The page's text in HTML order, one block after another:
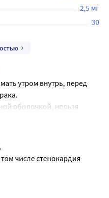
2,5 мг
30
утром внутрь, перед
оболочкой, нельзя
1 раз в день. В случае
обычно
числе стенокардия